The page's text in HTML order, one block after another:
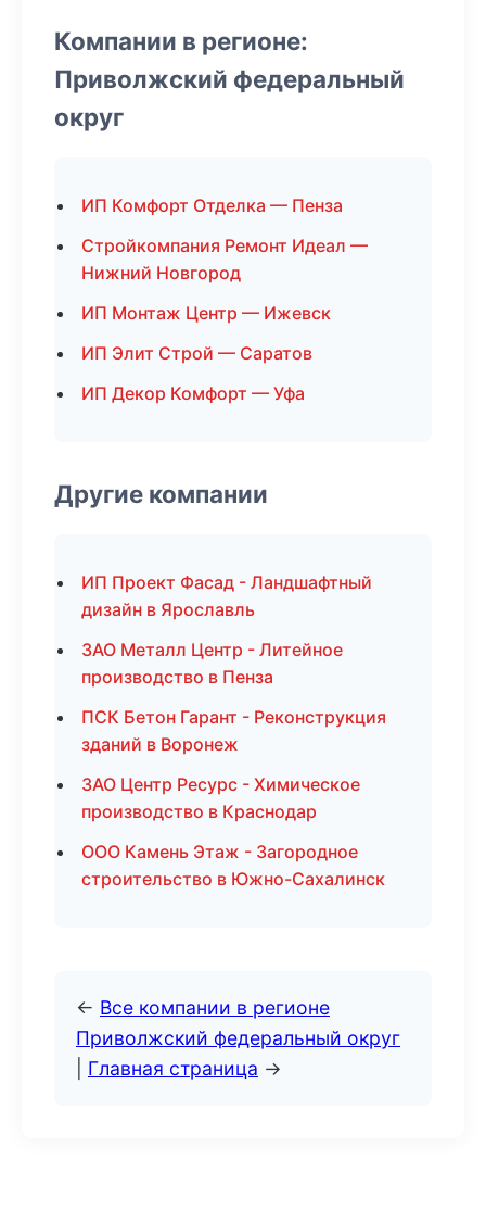
Компании в регионе:
Приволжский федеральный
округ
ИП Комфорт Отделка — Пенза
Стройкомпания Ремонт Идеал —
Нижний Новгород
ИП Монтаж Центр — Ижевск
ИП Элит Строй — Саратов
ИП Декор Комфорт — Уфа
Другие компании
ИП Проект Фасад - Ландшафтный
дизайн в Ярославль
ЗАО Металл Центр - Литейное
производство в Пенза
ПСК Бетон Гарант - Реконструкция
зданий в Воронеж
ЗАО Центр Ресурс - Химическое
производство в Краснодар
ООО Камень Этаж - Загородное
строительство в Южно-Сахалинск
← Все компании в регионе
Приволжский федеральный округ
Главная страница →